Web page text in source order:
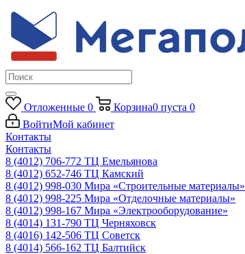
Отложенные 0 Корзина0 пуста 0
ВойтиМой кабинет
Контакты
Контакты
8 (4012) 706-772 ТЦ Емельянова
8 (4012) 652-746 ТЦ Камский
8 (4012) 998-030 Мира «Строительные материалы»
8 (4012) 998-225 Мира «Отделочные материалы»
8 (4012) 998-167 Мира «Электрооборудование»
8 (4014) 131-790 ТЦ Черняховск
8 (4016) 142-506 ТЦ Советск
8 (4014) 566-162 ТЦ Балтийск